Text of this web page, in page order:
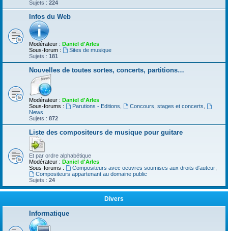
Sujets : 224
Infos du Web
Modérateur : Daniel d'Arles
Sous-forum :
Sites de musique
Sujets : 181
Nouvelles de toutes sortes, concerts, partitions…
Modérateur : Daniel d'Arles
Sous-forums :
Parutions - Editions Concours, stages et concerts
News
Sujets : 872
Liste des compositeurs de musique pour guitare
Et par ordre alphabétique
Modérateur : Daniel d'Arles
Sous-forums :
Compositeurs avec oeuvres soumises aux droits d'auteur,
Compositeurs appartenant au domaine public
Sujets : 24
Divers
Informatique